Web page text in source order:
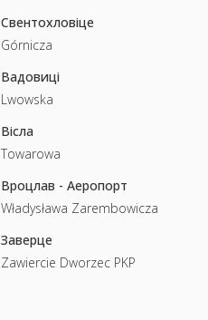
Свентохловіце
Górnicza
Вадовиці
Lwowska
Вісла
Towarowa
Вроцлав - Аеропорт
Władysława Zarembowicza
Заверце
Zawiercie Dworzec PKP